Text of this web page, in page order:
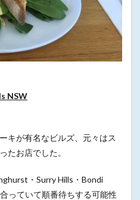
NSW
キが有名なビルズ、元々はス
たお店でした。
・Surry Hills・Bondi
っていて順番待ちする可能性